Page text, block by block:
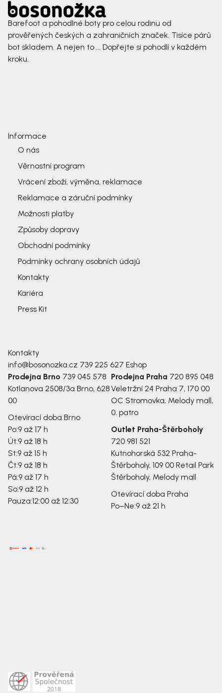
Barefoot a pohodlné boty pro celou rodinu od
prověřených českých a zahraničních značek. Tisíce párů
bot skladem. A nejen to ... Dopřejte si pohodlí v každém
kroku.
Informace
O nás
Věrnostní program
Vrácení zboží, výměna, reklamace
Reklamace a záruční podmínky
Možnosti platby
Způsoby dopravy
Obchodní podmínky
Podmínky ochrany osobních údajů
Kontakty
Kariéra
Press Kit
Kontakty
info@bosonozka.cz 739 225 627 Eshop
Prodejna Brno 739 045 578
Kotlanova 2508/3a Brno, 628
00
Otevírací doba Brno
Po:9 až 17 h
Út:9 až 18 h
St:9 až 15 h
Čt:9 až 18 h
Pá:9 až 17 h
So:9 až 12 h
Pauza:12:00 až 12:30
Prodejna Praha 720 895 048
Veletržní 24 Praha 7, 170 00
OC Stromovka, Melody mall,
0. patro
Outlet Praha-Štěrboholy
720 981 521
Kutnohorská 532 Praha-
Štěrboholy, 109 00 Retail Park
Štěrboholy, Melody mall
Otevírací doba Praha
Po–Ne:9 až 21 h